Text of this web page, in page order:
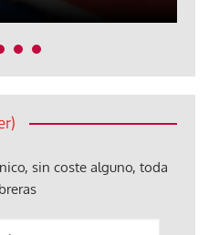
sin coste alguno, toda